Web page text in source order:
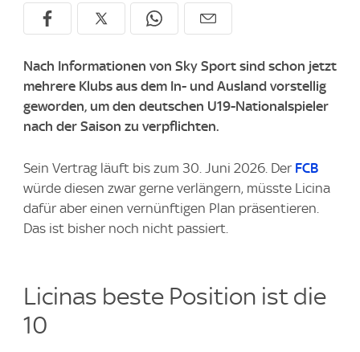
Nach Informationen von Sky Sport sind schon jetzt
mehrere Klubs aus dem In- und Ausland vorstellig
geworden, um den deutschen U19-Nationalspieler
nach der Saison zu verpflichten.
Sein Vertrag läuft bis zum 30. Juni 2026. Der FCB
würde diesen zwar gerne verlängern, müsste Licina
dafür aber einen vernünftigen Plan präsentieren.
Das ist bisher noch nicht passiert.
Licinas beste Position ist die
10